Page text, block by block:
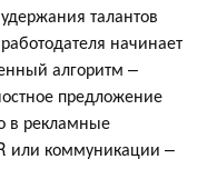
талантов
начинает
алгоритм –
предложение
в рекламные
или коммуникации –